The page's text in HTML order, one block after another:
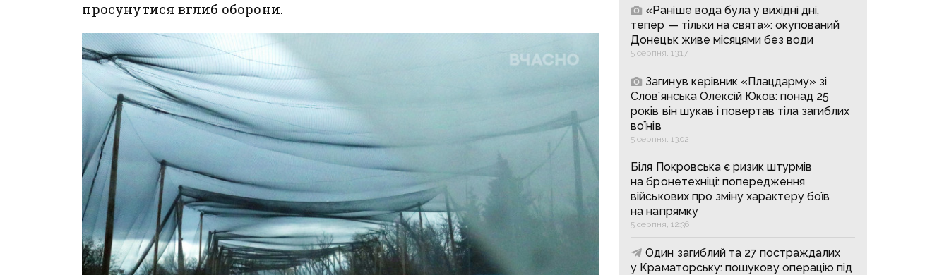
просунутися вглиб оборони.
«Раніше вода була у вихідні дні,
тепер — тільки на свята»: окупований
Донецьк живе місяцями без води
5 серпня, 13:17
Загинув керівник «Плацдарму» зі
Слов’янська Олексій Юков: понад 25
років він шукав і повертав тіла загиблих
воїнів
5 серпня, 13:02
Біля Покровська є ризик штурмів
на бронетехніці: попередження
військових про зміну характеру боїв
на напрямку
5 серпня, 12:36
Один загиблий та 27 постраждалих
у Краматорську: пошукову операцію під